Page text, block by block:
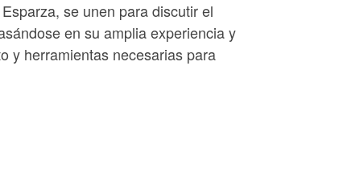
se unen para discutir el
en su amplia experiencia y
y herramientas necesarias para